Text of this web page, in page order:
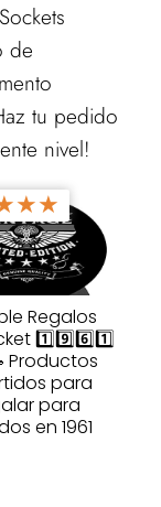
de
tu pedido
nivel!
★★
Regalos
1️⃣9️⃣6️⃣1️⃣
Productos
para
para
en 1961